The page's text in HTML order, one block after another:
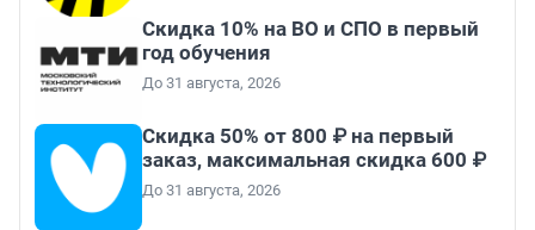
Скидка 10% на ВО и СПО в первый
год обучения
До 31 августа, 2026
Скидка 50% от 800 ₽ на первый
заказ, максимальная скидка 600 ₽
До 31 августа, 2026